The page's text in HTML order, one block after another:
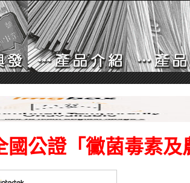
國公證「黴菌毒素及